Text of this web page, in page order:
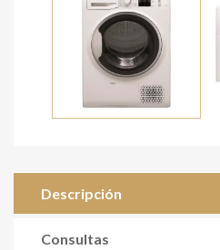
Descripción
Consultas